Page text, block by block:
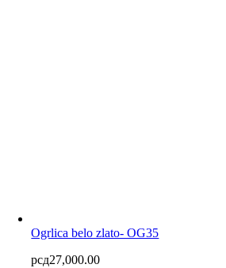
Ogrlica belo zlato- OG35
рсд27,000.00